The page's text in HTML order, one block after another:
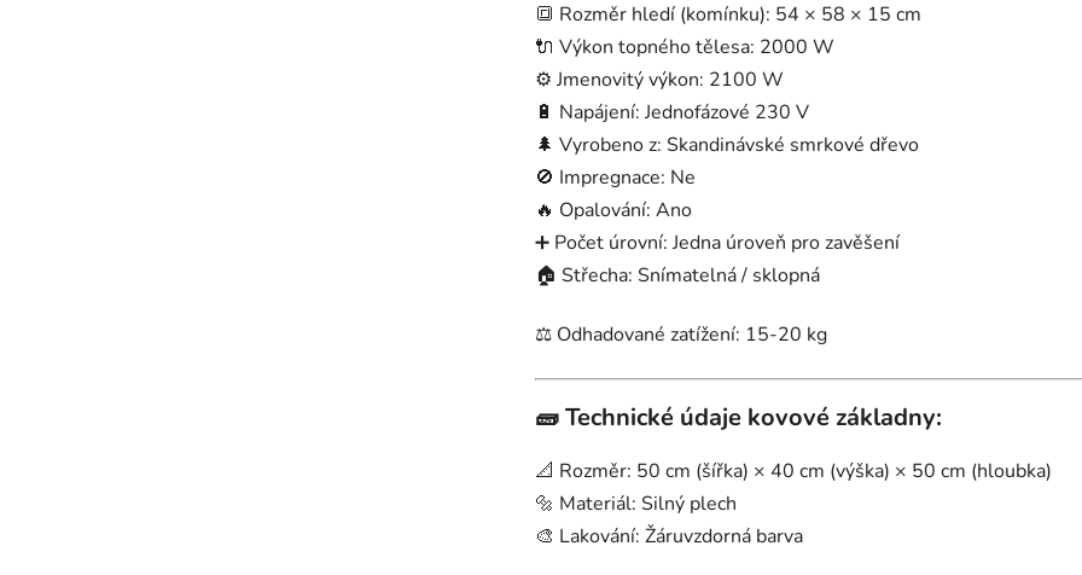
🔳 Rozměr hledí (komínku): 54 × 58 × 15 cm
🔌 Výkon topného tělesa: 2000 W
⚙️ Jmenovitý výkon: 2100 W
🔋 Napájení: Jednofázové 230 V
🌲 Vyrobeno z: Skandinávské smrkové dřevo
🚫 Impregnace: Ne
🔥 Opalování: Ano
➕ Počet úrovní: Jedna úroveň pro zavěšení
🏠 Střecha: Snímatelná / sklopná
⚖️ Odhadované zatížení: 15-20 kg
🧱Technické údaje kovové základny:
📐 Rozměr: 50 cm (šířka) × 40 cm (výška) × 50 cm (hloubka)
🔩 Materiál: Silný plech
🎨 Lakování: Žáruvzdorná barva